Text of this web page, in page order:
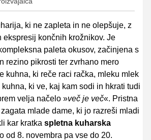
ki ne zapleta in ne olepšuje, z
ekspresij končnih krožnikov. Je
paleta okusov, začinjena s
rezino pikrosti ter zvrhano mero
kuhna, ki reče raci račka, mleku mlek
ki ve, kaj kam sodi in hkrati tudi
velja načelo »več je več«. Pristna
mlade dame, ki jo razreši mladi
kar kratka spletna kuharska
od 8. novembra pa vse do 20.